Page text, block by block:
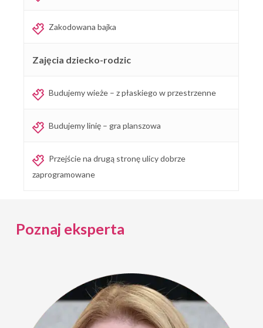
Zakodowana bajka
Zajęcia dziecko-rodzic
Budujemy wieże – z płaskiego w przestrzenne
Budujemy linię – gra planszowa
Przejście na drugą stronę ulicy dobrze
zaprogramowane
Poznaj eksperta